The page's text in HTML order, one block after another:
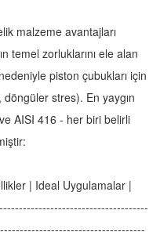
malzeme avantajları
temel zorluklarını ele alan
piston çubukları için
stres). En yaygın
AISI 416 - her biri belirli
| Ideal Uygulamalar |